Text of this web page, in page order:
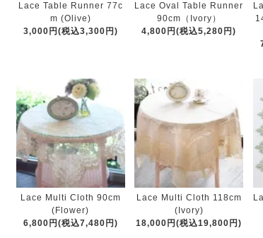
Lace Table Runner 77c
m (Olive)
3,000円(税込3,300円)
Lace Oval Table Runner
90cm（Ivory）
4,800円(税込5,280円)
Lace Multi Cloth 90cm
(Flower)
6,800円(税込7,480円)
Lace Multi Cloth 118cm
(Ivory)
18,000円(税込19,800円)